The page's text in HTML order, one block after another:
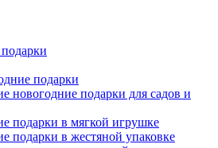
подарки
новогодние подарки для садов и
подарки в мягкой игрушке
подарки в жестяной упаковке